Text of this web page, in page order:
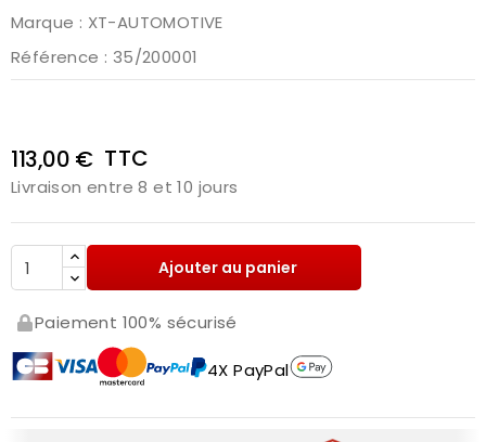
Marque : XT-AUTOMOTIVE
Référence : 35/200001
113,00 € TTC
Livraison entre 8 et 10 jours
Ajouter au panier
Paiement 100% sécurisé
4X PayPal